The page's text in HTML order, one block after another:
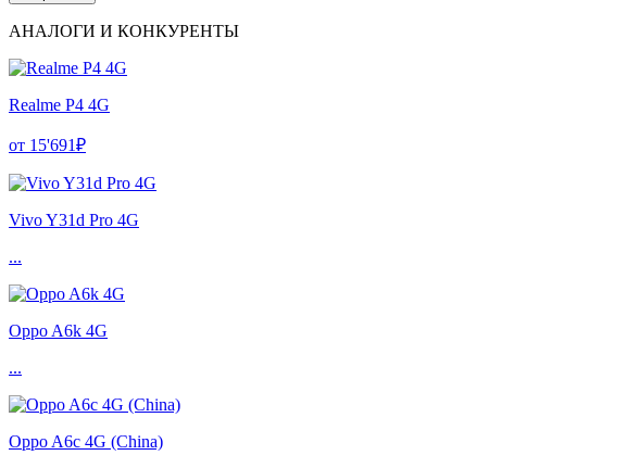
АНАЛОГИ И КОНКУРЕНТЫ
Realme P4 4G
от 15'691₽
Vivo Y31d Pro 4G
...
Oppo A6k 4G
...
Oppo A6c 4G (China)